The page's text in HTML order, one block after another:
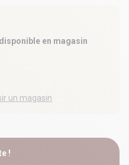
en magasin
un magasin
!